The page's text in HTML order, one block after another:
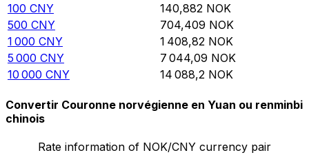
100 CNY 140,882 NOK
500 CNY 704,409 NOK
1 000 CNY 1 408,82 NOK
5 000 CNY 7 044,09 NOK
10 000 CNY 14 088,2 NOK
Convertir Couronne norvégienne en Yuan ou renminbi
chinois
Rate information of NOK/CNY currency pair